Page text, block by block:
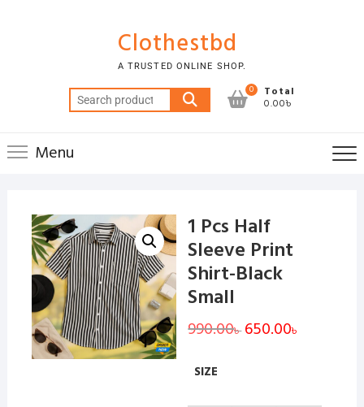
Clothestbd
A TRUSTED ONLINE SHOP.
Search
for:
0 Total
0.00৳
Menu
1 Pcs Half
Sleeve Print
Shirt-Black
Small
990.00৳ Original
price
650.00৳
SIZE